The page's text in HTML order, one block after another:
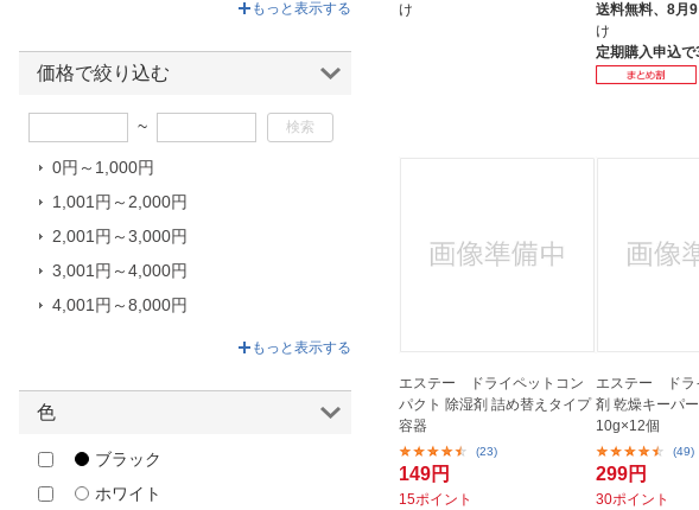
け
送料無料、8月9
け
定期購入申込で
エステー ドライペットコン
パクト 除湿剤 詰め替えタイプ
容器
(23)
149円
15ポイント
エステー ドラ
剤 乾燥キーパ
10g×12個
(49)
299円
30ポイント
ファイン｜FINE JAPAN
メテックス｜METEX
ヤマコー｜YAMACO
レック｜LEC
出雲カーボン
小栗｜OGURI
帝人アクシア｜TEIJIN AXIA
東京企画｜TO-PLAN
もっと表示する
価格で絞り込む
~
0円～1,000円
1,001円～2,000円
2,001円～3,000円
3,001円～4,000円
4,001円～8,000円
もっと表示する
色
ブラック
ホワイト